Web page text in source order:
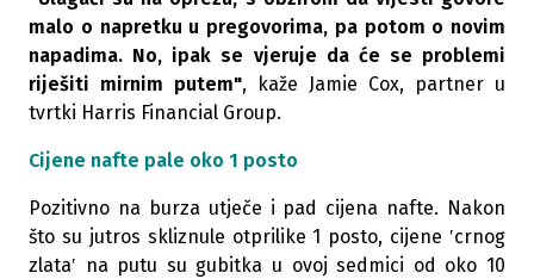
malo o napretku u pregovorima, pa potom o novim
napadima. No, ipak se vjeruje da će se problemi
riješiti mirnim putem", kaže Jamie Cox, partner u
tvrtki Harris Financial Group.
Cijene nafte pale oko 1 posto
Pozitivno na burza utječe i pad cijena nafte. Nakon
što su jutros skliznule otprilike 1 posto, cijene ′crnog
zlata′ na putu su gubitka u ovoj sedmici od oko 10